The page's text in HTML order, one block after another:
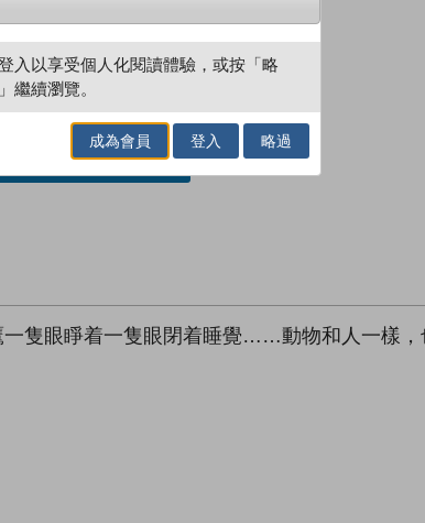
試閲 加入閱讀紀錄
借閱實體書
隻眼睜着一隻眼閉着睡覺……動物和人一樣
入以享受個人化閱讀體驗，或按「略
繼續瀏覽。
成為會員 登入 略過